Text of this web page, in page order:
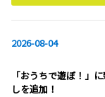
新型クラウン（クロ
2026-08-04
「おうちで遊ぼ！」
しを追加！